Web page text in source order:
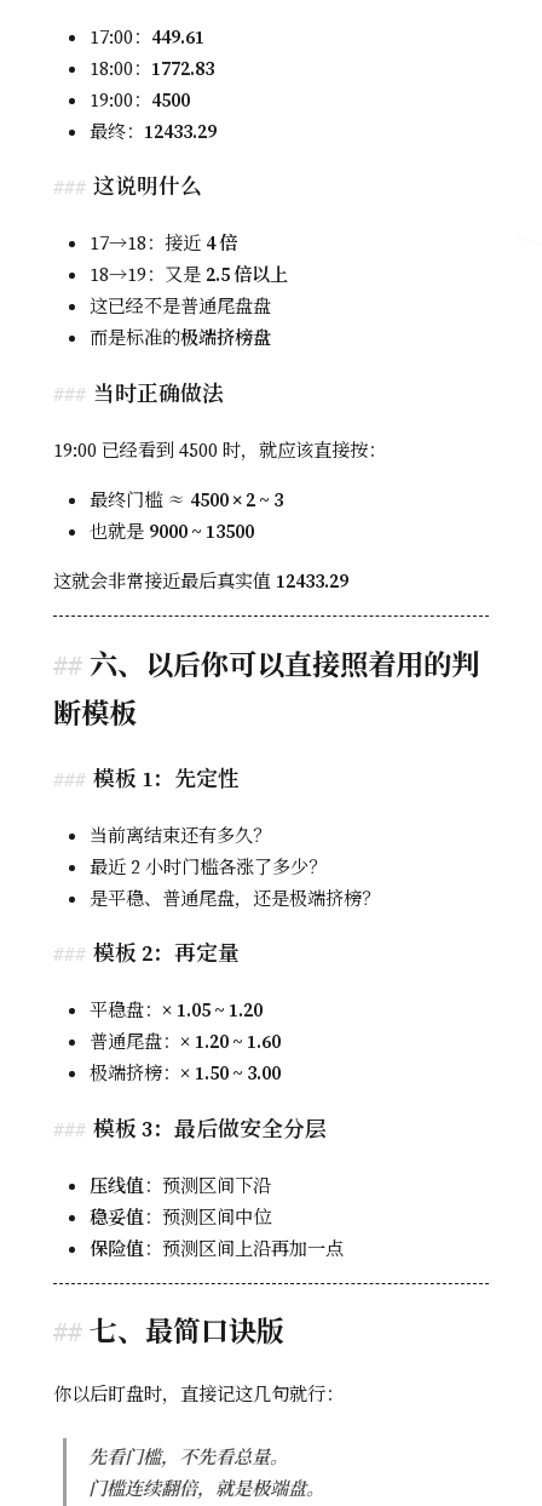
17:00： 449.61
18:00： 1772.83
19:00： 4500
最终： 12433.29
这说明什么
17→18：接近 4 倍
18→19：又是 2.5 倍以上
这已经不是普通尾盘盘
而是标准的极端挤榜盘
当时正确做法
19:00 已经看到 4500 时，就应该直接按：
最终门槛 ≈ 4500 × 2 ~ 3
也就是 9000 ~ 13500
这就会非常接近最后真实值 12433.29
六、以后你可以直接照着用的判
断模板
模板 1：先定性
当前离结束还有多久？
最近 2 小时门槛各涨了多少？
是平稳、普通尾盘，还是极端挤榜？
模板 2：再定量
平稳盘：× 1.05 ~ 1.20
普通尾盘：× 1.20 ~ 1.60
极端挤榜：× 1.50 ~ 3.00
模板 3：最后做安全分层
压线值：预测区间下沿
稳妥值：预测区间中位
保险值：预测区间上沿再加一点
七、最简口诀版
你以后盯盘时，直接记这几句就行：
先看门槛，不先看总量。
门槛连续翻倍，就是极端盘。